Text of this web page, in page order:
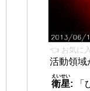
👈 お気に
活動領域
衛星
えいせい
:
「